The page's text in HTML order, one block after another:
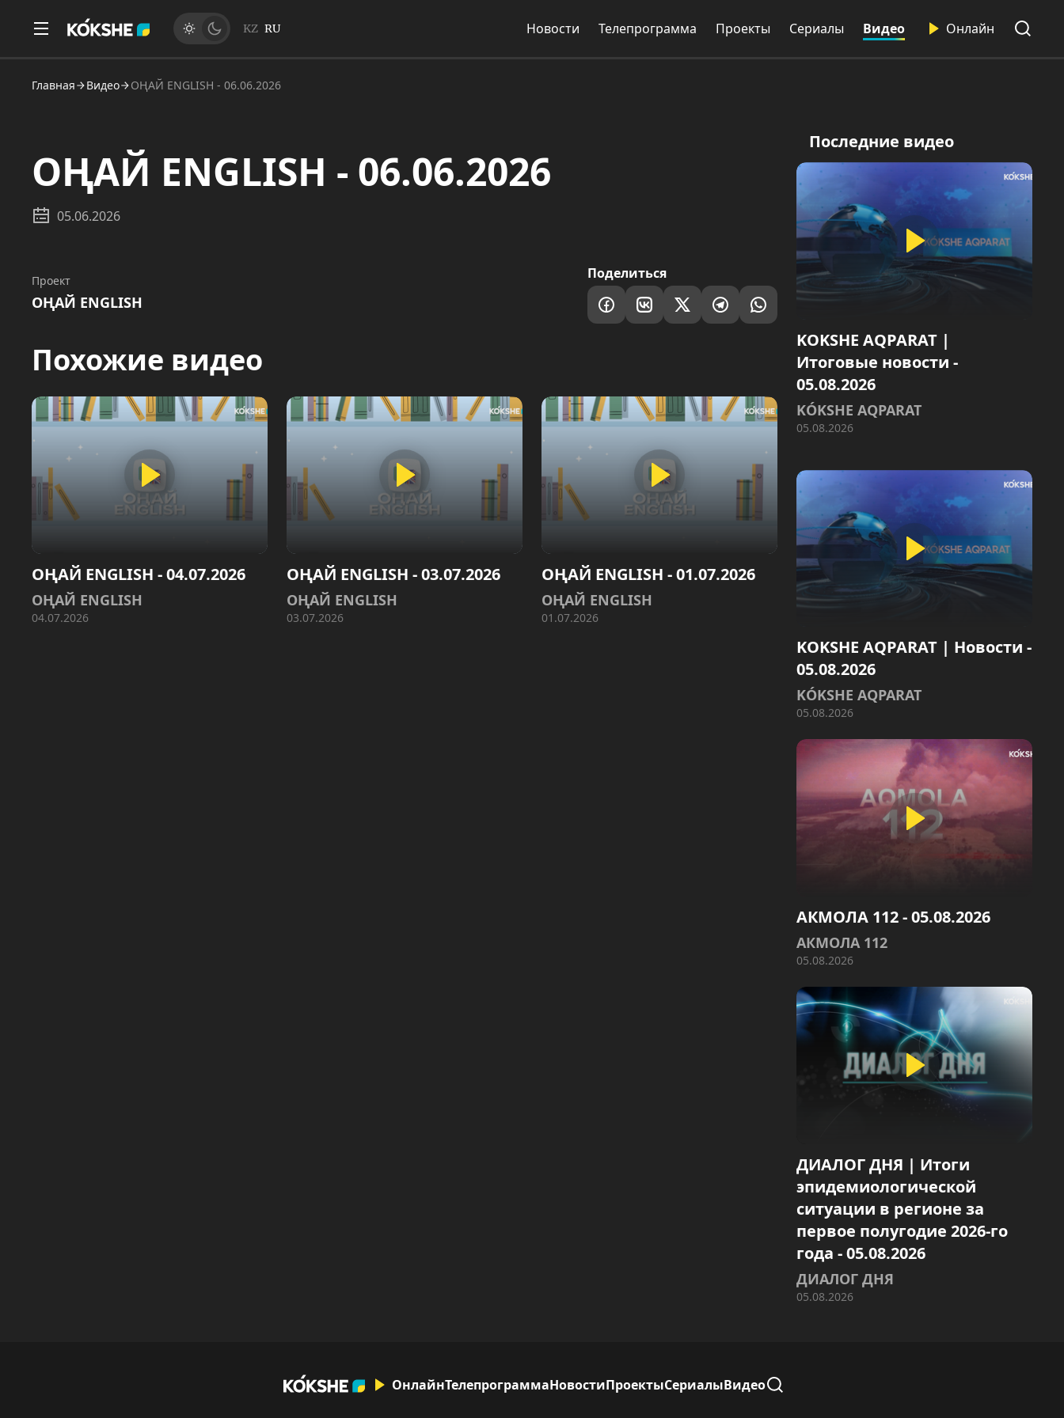
KZ RU Новости Телепрограмма Проекты Сериалы Видео Онлайн
Главная Видео ОҢАЙ ENGLISH - 06.06.2026
ОҢАЙ ENGLISH - 06.06.2026
05.06.2026
Проект
ОҢАЙ ENGLISH
Поделиться
Похожие видео
ОҢАЙ ENGLISH - 04.07.2026
ОҢАЙ ENGLISH
04.07.2026
ОҢАЙ ENGLISH - 03.07.2026
ОҢАЙ ENGLISH
03.07.2026
ОҢАЙ ENGLISH - 01.07.2026
ОҢАЙ ENGLISH
01.07.2026
Последние видео
KOKSHE AQPARAT |
Итоговые новости -
05.08.2026
KÓKSHE AQPARAT
05.08.2026
KOKSHE AQPARAT | Новости -
05.08.2026
KÓKSHE AQPARAT
05.08.2026
АКМОЛА 112 - 05.08.2026
АКМОЛА 112
05.08.2026
ДИАЛОГ ДНЯ | Итоги
эпидемиологической
ситуации в регионе за
первое полугодие 2026-го
года - 05.08.2026
ДИАЛОГ ДНЯ
05.08.2026
ОнлайнТелепрограммаНовостиПроектыСериалыВидео